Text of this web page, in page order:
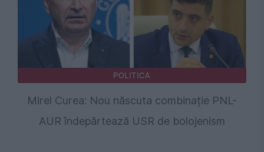
POLITICA
Mirel Curea: Nou născuta combinație PNL-
AUR îndepărtează USR de bolojenism